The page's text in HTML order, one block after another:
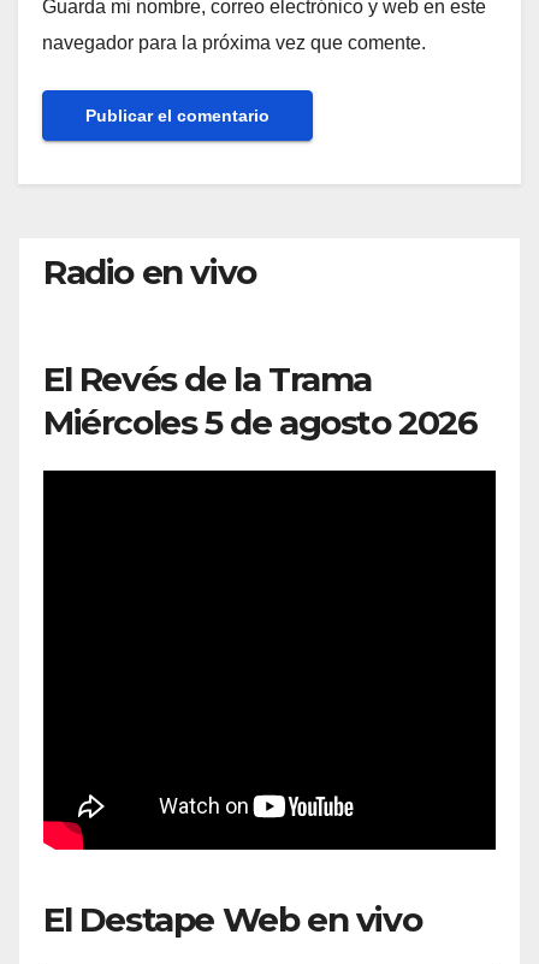
Guarda mi nombre, correo electrónico y web en este
navegador para la próxima vez que comente.
Radio en vivo
El Revés de la Trama
Miércoles 5 de agosto 2026
El Destape Web en vivo